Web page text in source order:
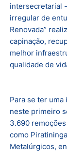
intersecretarial
irregular de
Renovada”
capinação,
melhor
qualidade de
Para se ter
neste primeiro
3.690
como
Metalúrgicos,